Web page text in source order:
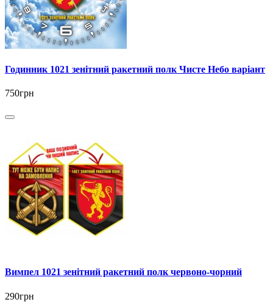
Годинник 1021 зенітний ракетний полк Чисте Небо варіант
750грн
Вимпел 1021 зенітний ракетний полк червоно-чорний
290грн